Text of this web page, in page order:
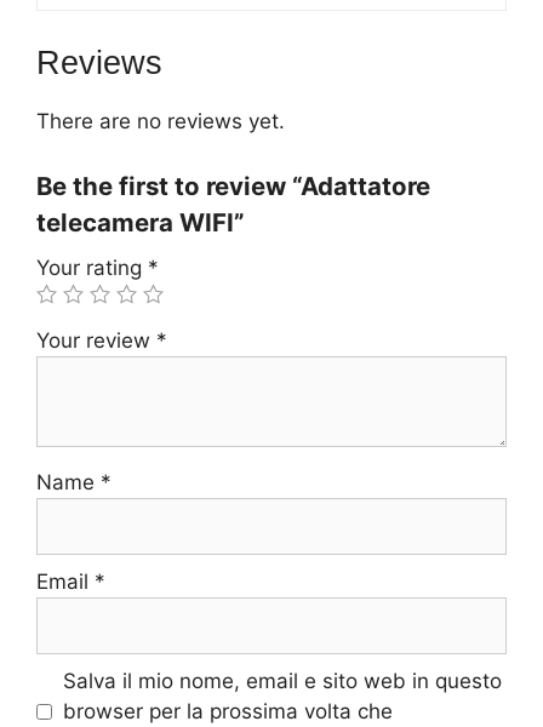
Reviews
There are no reviews yet.
Be the first to review “Adattatore
telecamera WIFI”
Your rating *
Your review *
Name *
Email *
Salva il mio nome, email e sito web in questo
browser per la prossima volta che